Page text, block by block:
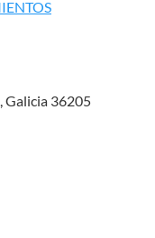
Galicia 36205